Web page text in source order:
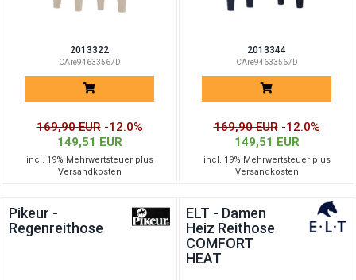
2013322
CAre94633567D
169,90 EUR -12.0%
149,51 EUR
incl. 19% Mehrwertsteuer plus
Versandkosten
2013344
CAre94633567D
169,90 EUR -12.0%
149,51 EUR
incl. 19% Mehrwertsteuer plus
Versandkosten
Pikeur -
Regenreithose
ELT - Damen
Heiz Reithose
COMFORT
HEAT